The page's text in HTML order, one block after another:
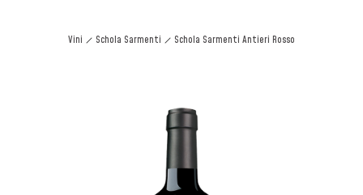
Vini Schola Sarmenti Schola Sarmenti Antieri Rosso